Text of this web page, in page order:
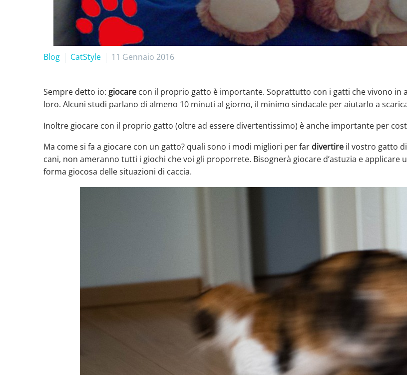
Blog CatStyle 11 Gennaio 2016
Sempre detto io: giocare con il proprio gatto è importante. Soprattutto con i gatti che vivono
loro. Alcuni studi parlano di almeno 10 minuti al giorno, il minimo sindacale per aiutarlo a
Inoltre giocare con il proprio gatto (oltre ad essere divertentissimo) è anche importante per
Ma come si fa a giocare con un gatto? quali sono i modi migliori per far divertire il vostro gatto
cani, non ameranno tutti i giochi che voi gli proporrete. Bisognerà giocare d’astuzia e
forma giocosa delle situazioni di caccia.